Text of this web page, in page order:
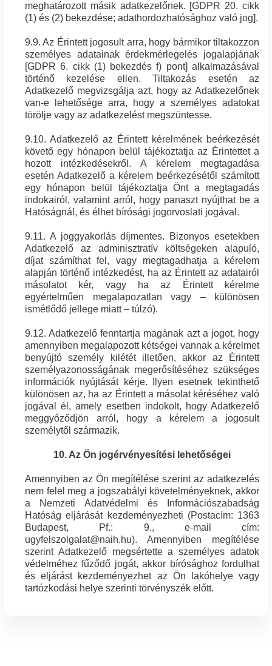
meghatározott másik adatkezelőnek. [GDPR 20. cikk
(1) és (2) bekezdése; adathordozhatósághoz való jog].
9.9. Az Érintett jogosult arra, hogy bármikor tiltakozzon
személyes adatainak érdekmérlegelés jogalapjának
[GDPR 6. cikk (1) bekezdés f) pont] alkalmazásával
történő kezelése ellen. Tiltakozás esetén az
Adatkezelő megvizsgálja azt, hogy az Adatkezelőnek
van-e lehetősége arra, hogy a személyes adatokat
törölje vagy az adatkezelést megszüntesse.
9.10. Adatkezelő az Érintett kérelmének beérkezését
követő egy hónapon belül tájékoztatja az Érintettet a
hozott intézkedésekről. A kérelem megtagadása
esetén Adatkezelő a kérelem beérkezésétől számított
egy hónapon belül tájékoztatja Önt a megtagadás
indokairól, valamint arról, hogy panaszt nyújthat be a
Hatóságnál, és élhet bírósági jogorvoslati jogával.
9.11. A joggyakorlás díjmentes. Bizonyos esetekben
Adatkezelő az adminisztratív költségeken alapuló,
díjat számíthat fel, vagy megtagadhatja a kérelem
alapján történő intézkedést, ha az Érintett az adatairól
másolatot kér, vagy ha az Érintett kérelme
egyértelműen megalapozatlan vagy – különösen
ismétlődő jellege miatt – túlzó).
9.12. Adatkezelő fenntartja magának azt a jogot, hogy
amennyiben megalapozott kétségei vannak a kérelmet
benyújtó személy kilétét illetően, akkor az Érintett
személyazonosságának megerősítéséhez szükséges
információk nyújtását kérje. Ilyen esetnek tekinthető
különösen az, ha az Érintett a másolat kéréséhez való
jogával él, amely esetben indokolt, hogy Adatkezelő
meggyőződjön arról, hogy a kérelem a jogosult
személytől származik.
10. Az Ön jogérvényesítési lehetőségei
Amennyiben az Ön megítélése szerint az adatkezelés
nem felel meg a jogszabályi követelményeknek, akkor
a Nemzeti Adatvédelmi és Információszabadság
Hatóság eljárását kezdeményezheti (Postacím: 1363
Budapest, Pf.: 9., e-mail cím:
ugyfelszolgalat@naih.hu). Amennyiben megítélése
szerint Adatkezelő megsértette a személyes adatok
védelméhez fűződő jogát, akkor bírósághoz fordulhat
és eljárást kezdeményezhet az Ön lakóhelye vagy
tartózkodási helye szerinti törvényszék előtt.